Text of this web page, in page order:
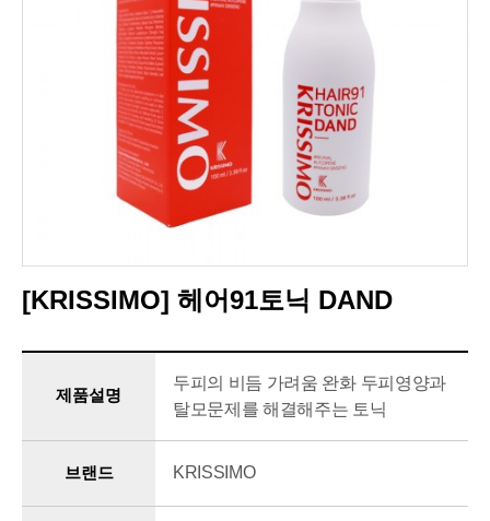
[KRISSIMO] 헤어91토닉 DAND
제품설명
두피의 비듬 가려움 완화 두피영양과
탈모문제를 해결해주는 토닉
브랜드 KRISSIMO